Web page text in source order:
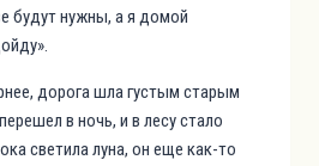
будут нужны, а я домой
дорога шла густым старым
в ночь, и в лесу стало
светила луна, он еще как-то